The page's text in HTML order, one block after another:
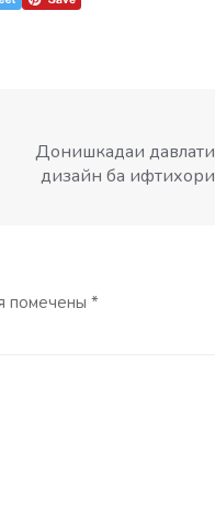
Донишкадаи
дизайн ба
помечены *